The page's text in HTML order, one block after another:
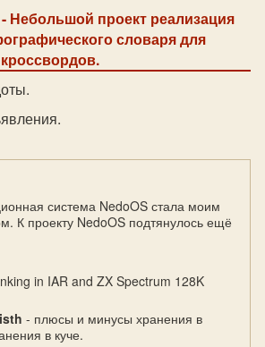
- Небольшой проект реализация
словаря для
система NedoOS стала моим
К проекту NedoOS подтянулось ещё
in IAR and ZX Spectrum 128K
- плюсы и минусы хранения в
в куче.